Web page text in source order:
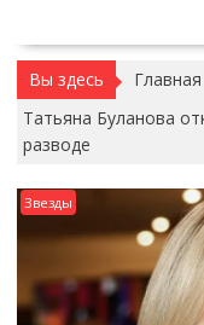
Вы здесь Главная
Татьяна Буланова
разводе
Звезды